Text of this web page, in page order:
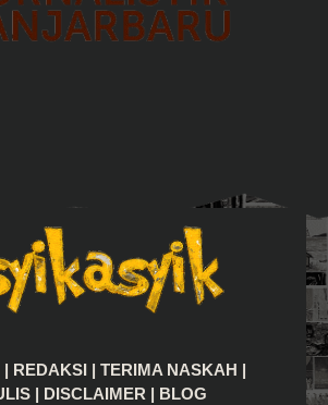
REDAKSI TERIMA NASKAH
DISCLAIMER BLOG